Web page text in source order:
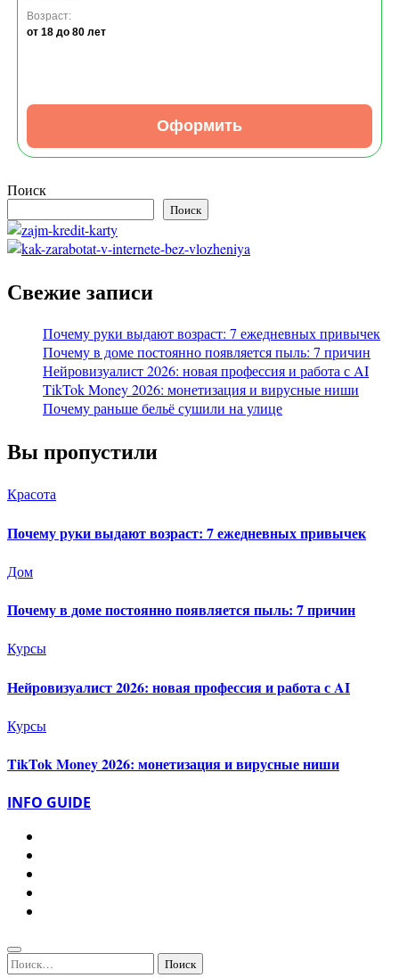
Возраст:
от 18 до 80 лет
Оформить
Поиск
Поиск
Свежие записи
Почему руки выдают возраст: 7 ежедневных привычек
Почему в доме постоянно появляется пыль: 7 причин
Нейровизуалист 2026: новая профессия и работа с AI
TikTok Money 2026: монетизация и вирусные ниши
Почему раньше бельё сушили на улице
Вы пропустили
Красота
Почему руки выдают возраст: 7 ежедневных привычек
Дом
Почему в доме постоянно появляется пыль: 7 причин
Курсы
Нейровизуалист 2026: новая профессия и работа с AI
Курсы
TikTok Money 2026: монетизация и вирусные ниши
INFO GUIDE
Найти: